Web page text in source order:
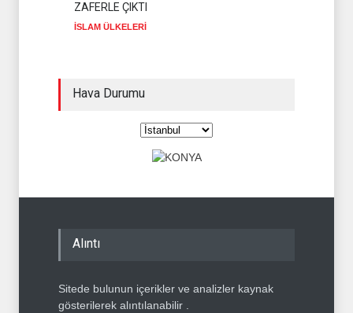
ZAFERLE ÇIKTI
İSLAM ÜLKELERİ
Hava Durumu
Alıntı
Sitede bulunun içerikler ve analizler kaynak
gösterilerek alıntılanabilir .